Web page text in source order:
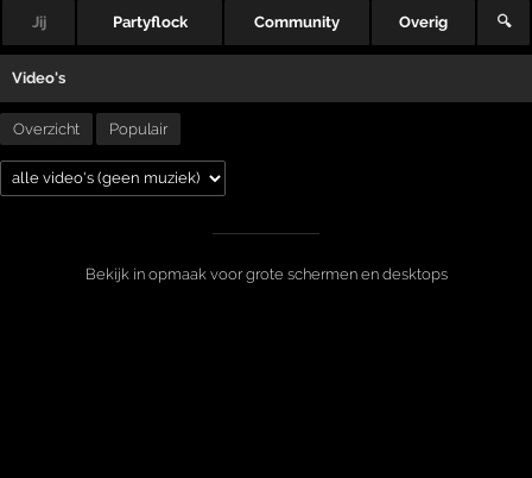
Jij Partyflock Community Overig 🔍
Video's
Overzicht Populair
Bekijk in opmaak voor grote schermen en desktops